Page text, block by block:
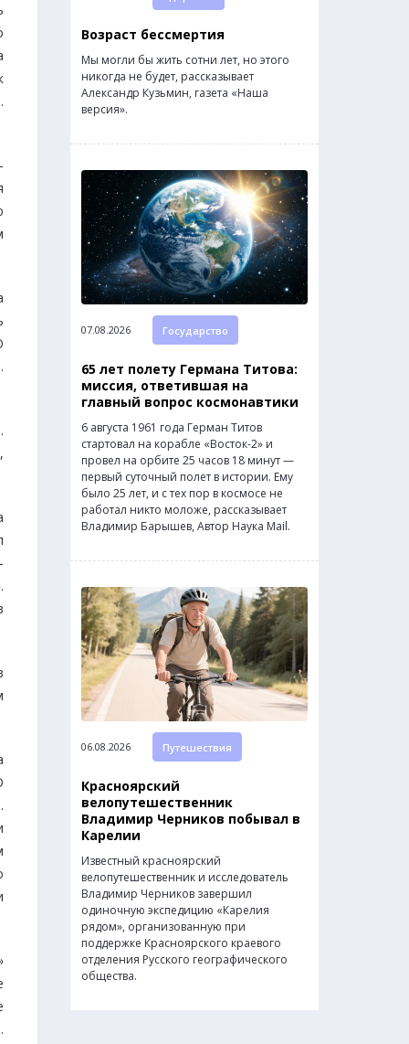
Возраст бессмертия
Мы могли бы жить сотни лет, но этого
никогда не будет, рассказывает
Александр Кузьмин, газета «Наша
версия».
07.08.2026 Государство
65 лет полету Германа Титова:
миссия, ответившая на
главный вопрос космонавтики
6 августа 1961 года Герман Титов
стартовал на корабле «Восток-2» и
провел на орбите 25 часов 18 минут —
первый суточный полет в истории. Ему
было 25 лет, и с тех пор в космосе не
работал никто моложе, рассказывает
Владимир Барышев, Автор Наука Mail.
06.08.2026 Путешествия
Красноярский
велопутешественник
Владимир Черников побывал в
Карелии
Известный красноярский
велопутешественник и исследователь
Владимир Черников завершил
одиночную экспедицию «Карелия
рядом», организованную при
поддержке Красноярского краевого
отделения Русского географического
общества.